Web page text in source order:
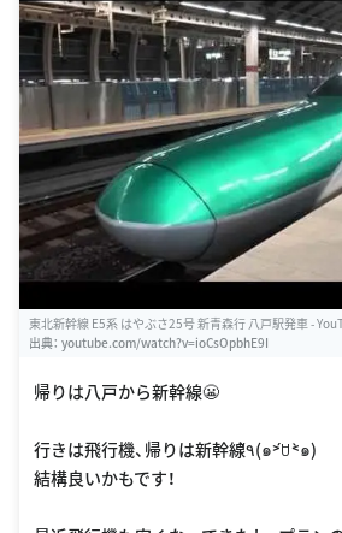
東北新幹線 E5系 はやぶさ25号 新青森行 八戸駅発車 -
出典： youtube.com/watch?v=ioCsOpbhE9I
帰りは八戸から新幹線😬
行きは飛行機、帰りは新幹線٩̋(๑˃́ꇴ˂̀๑)
結構良いかもです！